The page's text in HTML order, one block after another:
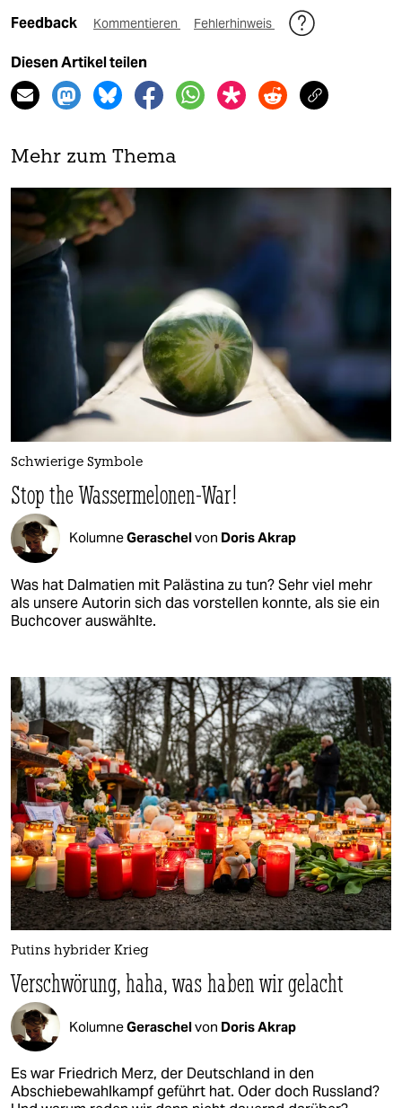
Feedback Kommentieren Fehlerhinweis
Diesen Artikel teilen
Mehr zum Thema
Schwierige Symbole
Stop the Wassermelonen-War!
KolumneGeraschelvon Doris Akrap
Was hat Dalmatien mit Palästina zu tun? Sehr viel mehr
als unsere Autorin sich das vorstellen konnte, als sie ein
Buchcover auswählte.
Putins hybrider Krieg
Verschwörung, haha, was haben wir gelacht
KolumneGeraschelvon Doris Akrap
Es war Friedrich Merz, der Deutschland in den
Abschiebewahlkampf geführt hat. Oder doch Russland?